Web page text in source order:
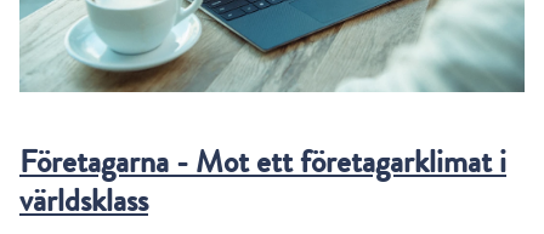
Företagarna - Mot ett företagarklimat i
världsklass